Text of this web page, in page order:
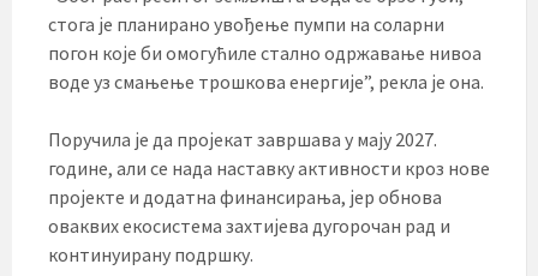
стога је планирано увођење пумпи на соларни
погон које би омогућиле стално одржавање нивоа
воде уз смањење трошкова енергије”, рекла је она.
Поручила је да пројекат завршава у мају 2027.
године, али се нада наставку активности кроз нове
пројекте и додатна финансирања, јер обнова
оваквих екосистема захтијева дугорочан рад и
континуирану подршку.